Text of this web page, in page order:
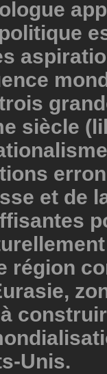
siècle
et de
région
Unis.